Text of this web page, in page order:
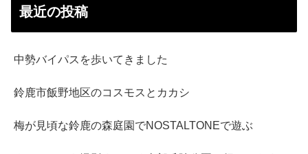
最近の投稿
中勢バイパスを歩いてきました
鈴鹿市飯野地区のコスモスとカカシ
梅が見頃な鈴鹿の森庭園でNOSTALTONEで遊ぶ